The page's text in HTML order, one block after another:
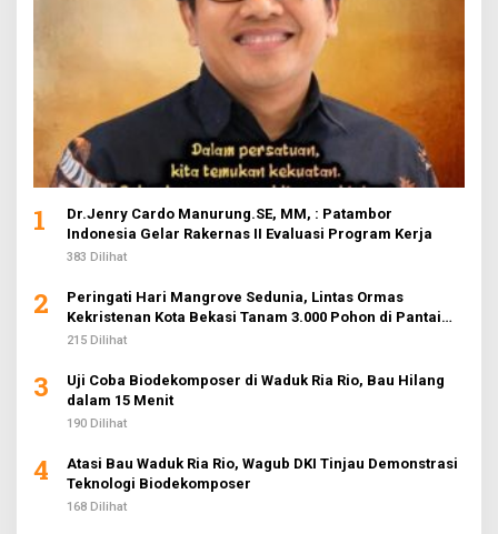
1
Dr.Jenry Cardo Manurung.SE, MM, : Patambor
Indonesia Gelar Rakernas II Evaluasi Program Kerja
383 Dilihat
2
Peringati Hari Mangrove Sedunia, Lintas Ormas
Kekristenan Kota Bekasi Tanam 3.000 Pohon di Pantai
Sederhana
215 Dilihat
3
Uji Coba Biodekomposer di Waduk Ria Rio, Bau Hilang
dalam 15 Menit
190 Dilihat
4
Atasi Bau Waduk Ria Rio, Wagub DKI Tinjau Demonstrasi
Teknologi Biodekomposer
168 Dilihat